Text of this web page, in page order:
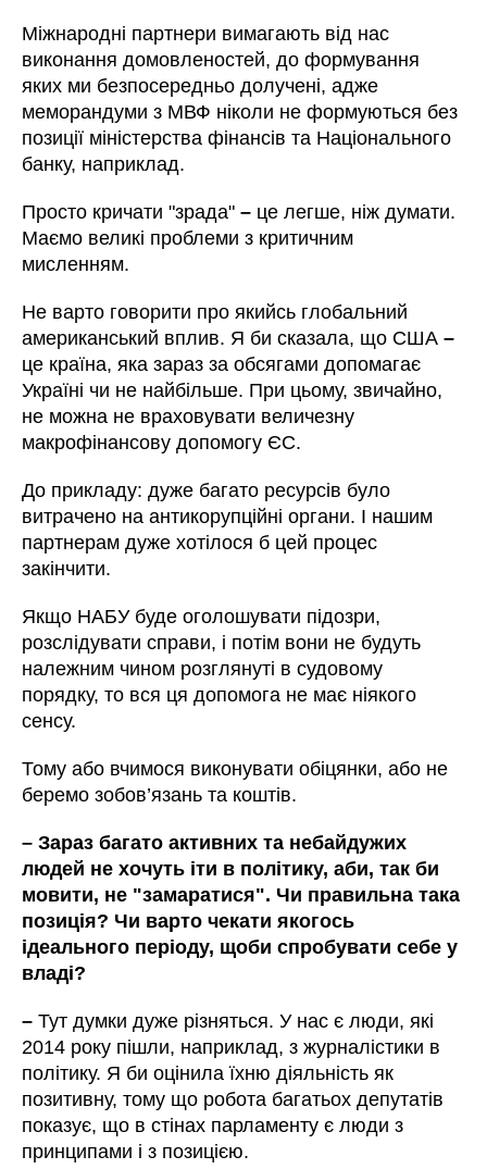
Міжнародні партнери вимагають від нас
виконання домовленостей, до формування
яких ми безпосередньо долучені, адже
меморандуми з МВФ ніколи не формуються без
позиції міністерства фінансів та Національного
банку, наприклад.
Просто кричати "зрада"– це легше, ніж думати.
Маємо великі проблеми з критичним
мисленням.
Не варто говорити про якийсь глобальний
американський вплив. Я би сказала, що США–
це країна, яка зараз за обсягами допомагає
Україні чи не найбільше. При цьому, звичайно,
не можна не враховувати величезну
макрофінансову допомогу ЄС.
До прикладу: дуже багато ресурсів було
витрачено на антикорупційні органи. І нашим
партнерам дуже хотілося б цей процес
закінчити.
Якщо НАБУ буде оголошувати підозри,
розслідувати справи, і потім вони не будуть
належним чином розглянуті в судовому
порядку, то вся ця допомога не має ніякого
сенсу.
Тому або вчимося виконувати обіцянки, або не
беремо зобов’язань та коштів.
– Зараз багато активних та небайдужих
людей не хочуть іти в політику, аби, так би
мовити, не "замаратися". Чи правильна така
позиція? Чи варто чекати якогось
ідеального періоду, щоби спробувати себе у
владі?
–Тут думки дуже різняться. У нас є люди, які
2014 року пішли, наприклад, з журналістики в
політику. Я би оцінила їхню діяльність як
позитивну, тому що робота багатьох депутатів
показує, що в стінах парламенту є люди з
принципами і з позицією.